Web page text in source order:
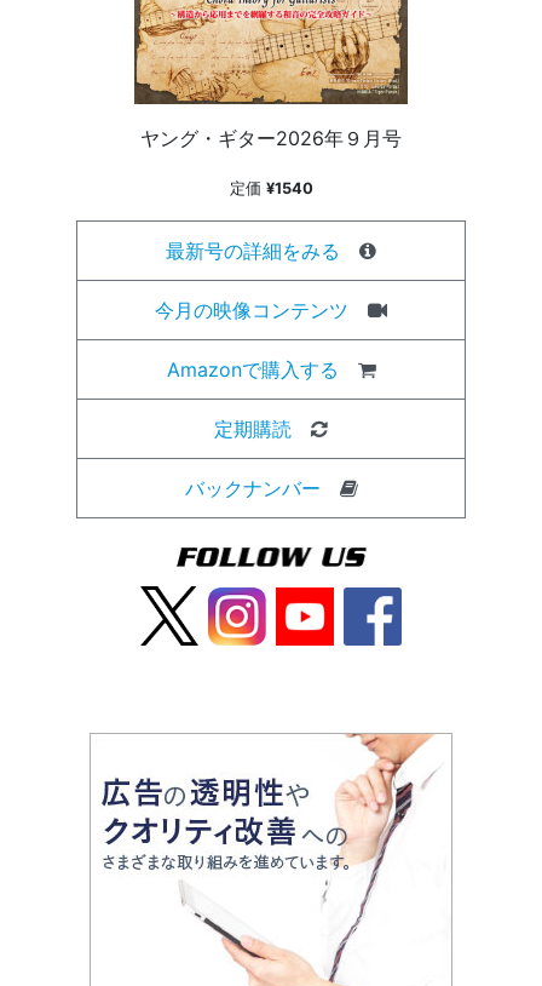
ヤング・ギター2026年９月号
定価 ¥1540
最新号の詳細をみる
今月の映像コンテンツ
Amazonで購入する
定期購読
バックナンバー